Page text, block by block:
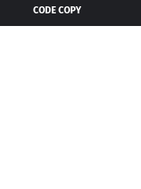
CODE COPY